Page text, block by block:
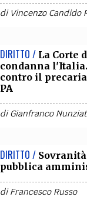
di Vincenzo Candido
DIRITTO / La Corte
condanna
contro il
PA
diGianfranco
DIRITTO /
pubblica
diFrancesco Russo